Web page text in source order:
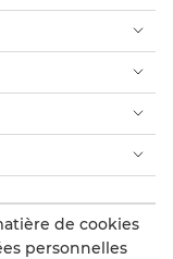
de cookies
personnelles